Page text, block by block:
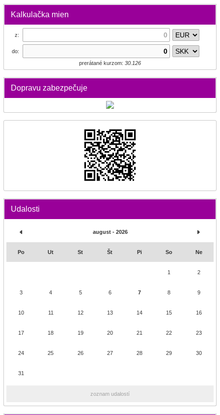
Kalkulačka mien
z:
do:
prerátané kurzom: 30.126
Dopravu zabezpečuje
Udalosti
august - 2026
Po Ut St Št Pi So Ne
1 2
3 4 5 6 7 8 9
10 11 12 13 14 15 16
17 18 19 20 21 22 23
24 25 26 27 28 29 30
31
zoznam udalostí